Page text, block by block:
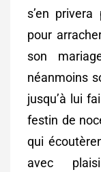
s’en
pour
son
néanmoins
jusqu’à lui
festin de
qui
avec